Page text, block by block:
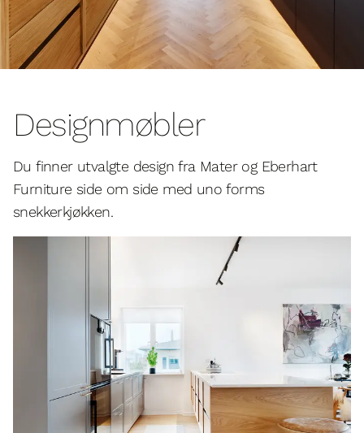
Designmøbler
Du finner utvalgte design fra Mater og Eberhart
Furniture side om side med uno forms
snekkerkjøkken.